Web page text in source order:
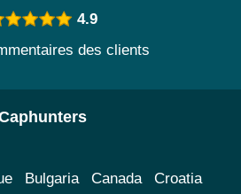
4.9
des clients
Bulgaria Canada Croatia